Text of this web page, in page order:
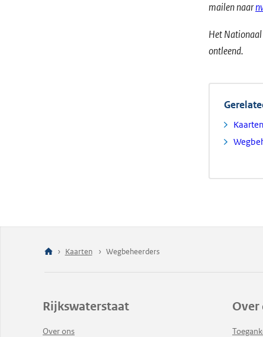
mailen naar
Het Nationaal
ontleend.
Kaarten Wegbeheerders
Rijkswaterstaat
Over ons
Over